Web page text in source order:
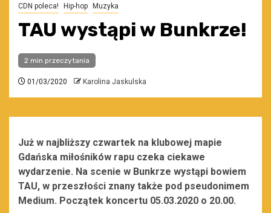
CDN poleca! Hip-hop Muzyka
TAU wystąpi w Bunkrze!
2 min przeczytania
01/03/2020 Karolina Jaskulska
Już w najbliższy czwartek na klubowej mapie
Gdańska miłośników rapu czeka ciekawe
wydarzenie. Na scenie w Bunkrze wystąpi bowiem
TAU, w przeszłości znany także pod pseudonimem
Medium. Początek koncertu 05.03.2020 o 20.00.